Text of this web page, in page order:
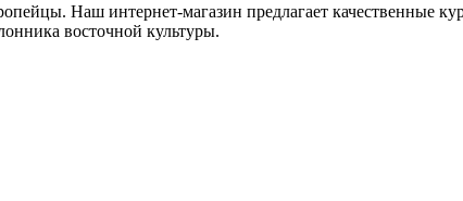
Наш интернет-магазин предлагает качественные
восточной культуры.